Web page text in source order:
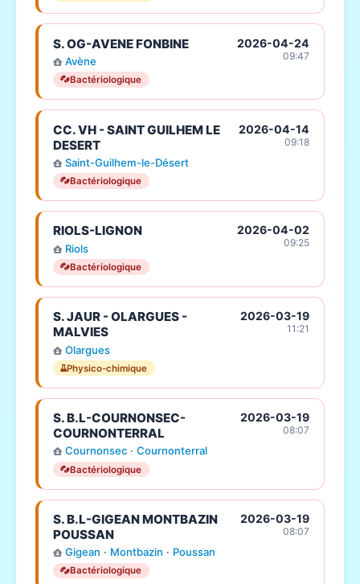
S. OG-AVENE FONBINE
Avène
Bactériologique
2026-04-24
09:47
CC. VH - SAINT GUILHEM LE
DESERT
Saint-Guilhem-le-Désert
Bactériologique
2026-04-14
09:18
RIOLS-LIGNON
Riols
Bactériologique
2026-04-02
09:25
S. JAUR - OLARGUES -
MALVIES
Olargues
Physico-chimique
2026-03-19
11:21
S. B.L-COURNONSEC-
COURNONTERRAL
Cournonsec· Cournonterral
Bactériologique
2026-03-19
08:07
S. B.L-GIGEAN MONTBAZIN
POUSSAN
Gigean · Montbazin · Poussan
Bactériologique
2026-03-19
08:07